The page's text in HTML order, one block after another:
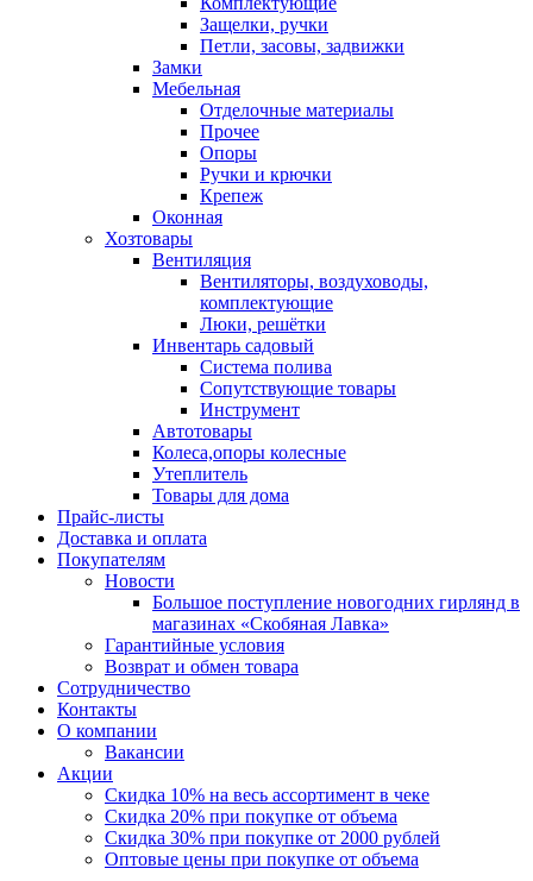
Защелки, ручки
Петли, засовы, задвижки
Замки
Мебельная
Отделочные материалы
Прочее
Опоры
Ручки и крючки
Крепеж
Оконная
Хозтовары
Вентиляция
Вентиляторы, воздуховоды,
комплектующие
Люки, решётки
Инвентарь садовый
Система полива
Сопутствующие товары
Инструмент
Автотовары
Колеса,опоры колесные
Утеплитель
Товары для дома
Прайс-листы
Доставка и оплата
Покупателям
Новости
Большое поступление новогодних гирлянд в
магазинах «Скобяная Лавка»
Гарантийные условия
Возврат и обмен товара
Сотрудничество
Контакты
О компании
Вакансии
Акции
Скидка 10% на весь ассортимент в чеке
Скидка 20% при покупке от объема
Скидка 30% при покупке от 2000 рублей
Оптовые цены при покупке от объема